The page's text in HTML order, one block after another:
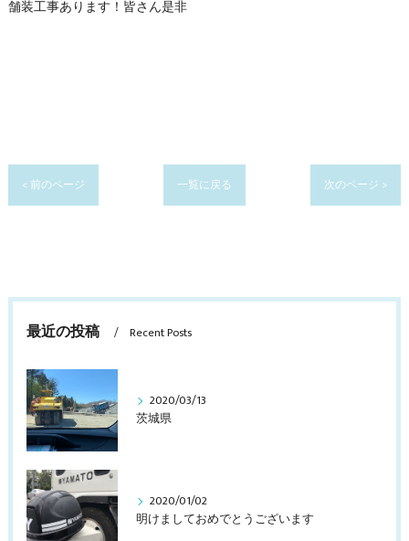
舗装工事あります！皆さん是非
< 前のページ 一覧に戻る 次のページ >
最近の投稿 Recent Posts
2020/03/13
茨城県
2020/01/02
明けましておめでとうございます